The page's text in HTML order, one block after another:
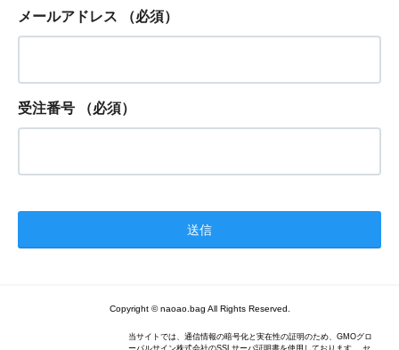
メールアドレス （必須）
受注番号 （必須）
Copyright © naoao.bag All Rights Reserved.
当サイトでは、通信情報の暗号化と実在性の証明のため、GMOグロ
ーバルサイン株式会社のSSLサーバ証明書を使用しております。 セ